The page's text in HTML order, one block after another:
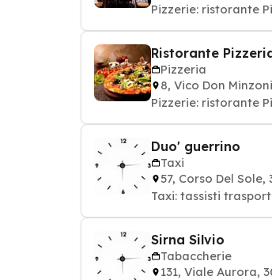
Pizzerie: ristorante
Ristorante
Pizzeria
8, Vico Don
Pizzerie: ristorante
Duo' guerrino
Taxi
57, Corso Del
Taxi: tassisti
Sirna Silvio
Tabaccherie
131, Viale Aurora,